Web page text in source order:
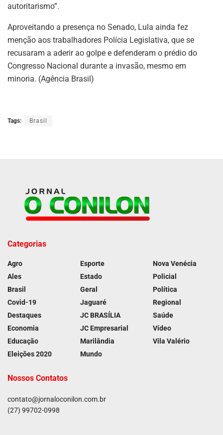
autoritarismo”.
Aproveitando a presença no Senado, Lula ainda fez
menção aos trabalhadores Polícia Legislativa, que se
recusaram a aderir ao golpe e defenderam o prédio do
Congresso Nacional durante a invasão, mesmo em
minoria. (Agência Brasil)
Tags: Brasil
Categorias
Agro
Ales
Brasil
Covid-19
Destaques
Economia
Educação
Eleições 2020
Esporte
Estado
Geral
Jaguaré
JC BRASÍLIA
JC Empresarial
Marilândia
Mundo
Nova Venécia
Policial
Política
Regional
Saúde
Vídeo
Vila Valério
Nossos Contatos
contato@jornaloconilon.com.br
(27) 99702-0998